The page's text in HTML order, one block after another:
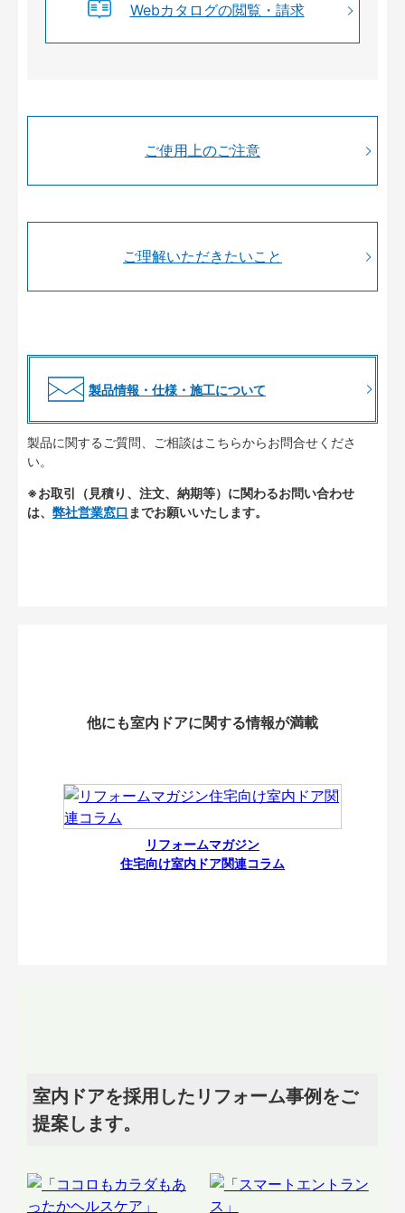
Webカタログの閲覧・請求
ご使用上のご注意
ご理解いただきたいこと
製品情報・仕様・施工について
製品に関するご質問、ご相談はこちらからお問合せくださ
い。
※お取引（見積り、注文、納期等）に関わるお問い合わせ
は、 弊社営業窓口 までお願いいたします。
他にも室内ドアに関する情報が満載
リフォームマガジン
住宅向け室内ドア関連コラム
室内ドアを採用したリフォーム事例をご
提案します。